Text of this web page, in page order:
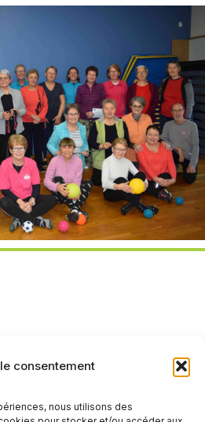
consentement
nous utilisons des